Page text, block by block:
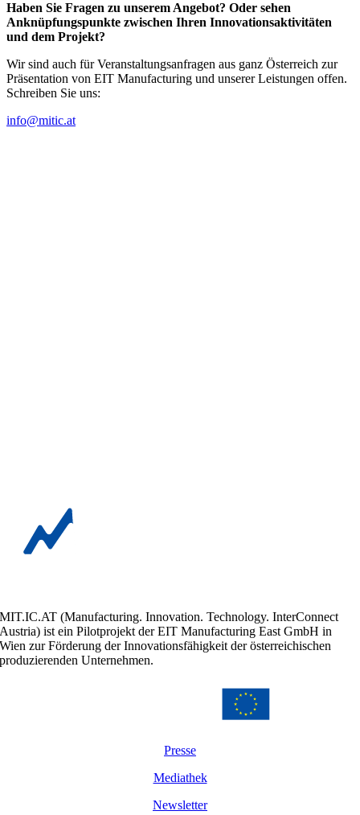
Haben Sie Fragen zu unserem Angebot? Oder sehen
Anknüpfungspunkte zwischen Ihren Innovationsaktivitäten
und dem Projekt?
Wir sind auch für Veranstaltungsanfragen aus ganz Österreich zur
Präsentation von EIT Manufacturing und unserer Leistungen offen.
Schreiben Sie uns:
info@mitic.at
MIT.IC.AT (Manufacturing. Innovation. Technology. InterConnect
Austria) ist ein Pilotprojekt der EIT Manufacturing East GmbH in
Wien zur Förderung der Innovationsfähigkeit der österreichischen
produzierenden Unternehmen.
Presse
Mediathek
Newsletter